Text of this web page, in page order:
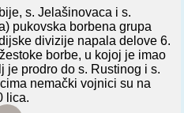
s. Jelašinovaca i s.
pukovska borbena grupa
divizije napala delove 6.
borbe, u kojoj je imao
je prodro do s. Rustinog i s.
nemački vojnici su na
lica.